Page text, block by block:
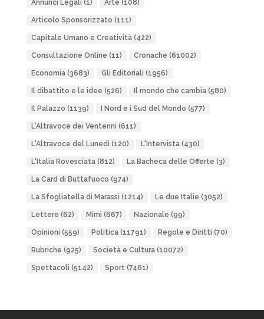
Annunci Legali (1) Arte (108)
Articolo Sponsorizzato (111)
Capitale Umano e Creatività(422)
Consultazione Online (11) Cronache (61002)
Economia(3683) Gli Editoriali (1956)
Il dibattito e le idee (526) Il mondo che cambia(580)
Il Palazzo (1139) I Nord e i Sud del Mondo (577)
L'Altravoce dei Ventenni (611)
L'Altravoce del Lunedì (120) L'Intervista(430)
L'Italia Rovesciata(812) La Bacheca delle Offerte (3)
La Card di Buttafuoco (974)
La Sfogliatella di Marassi (1214) Le due Italie (3052)
Lettere (62) Mimì (667) Nazionale (99)
Opinioni (559) Politica(11791) Regole e Diritti (70)
Rubriche (925) Società e Cultura(10072)
Spettacoli (5142) Sport(7461)